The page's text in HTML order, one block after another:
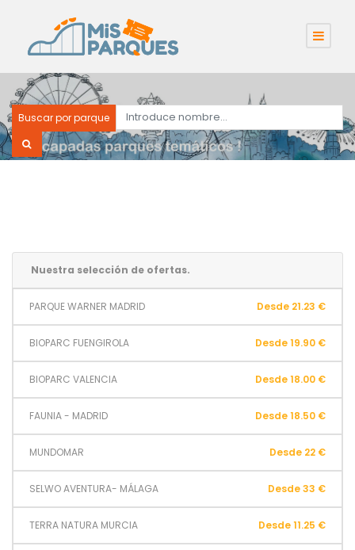
Buscar por parque
Nuestra selección de ofertas.
PARQUE WARNER MADRID Desde 21.23 €
BIOPARC FUENGIROLA Desde 19.90 €
BIOPARC VALENCIA Desde 18.00 €
FAUNIA - MADRID Desde 18.50 €
MUNDOMAR Desde 22 €
SELWO AVENTURA- MÁLAGA Desde 33 €
TERRA NATURA MURCIA Desde 11.25 €